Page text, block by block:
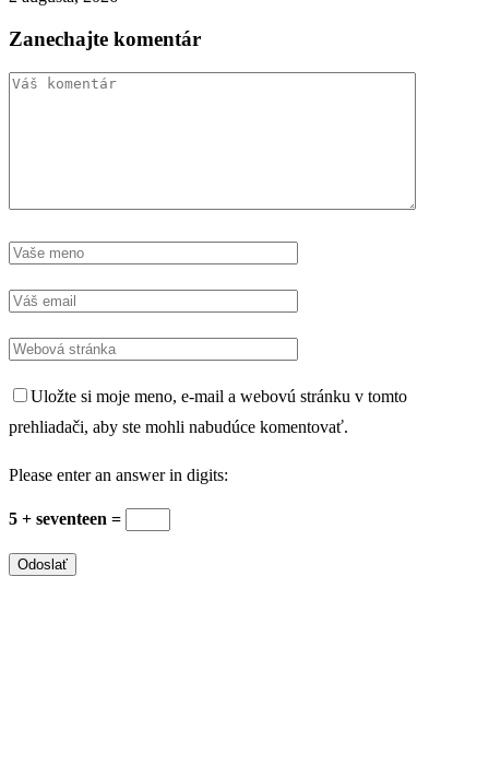
Zanechajte komentár
Uložte si moje meno, e-mail a webovú stránku v tomto
prehliadači, aby ste mohli nabudúce komentovať.
Please enter an answer in digits:
5 + seventeen =